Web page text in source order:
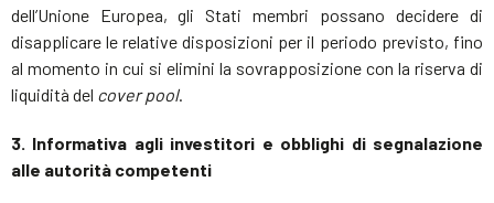
dell’Unione Europea, gli Stati membri possano decidere di
disapplicare le relative disposizioni per il periodo previsto, fino
al momento in cui si elimini la sovrapposizione con la riserva di
liquidità del cover pool.
3. Informativa agli investitori e obblighi di segnalazione
alle autorità competenti